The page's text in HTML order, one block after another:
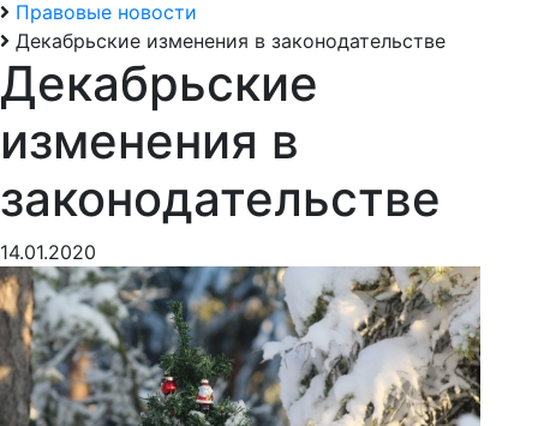
Правовые новости
Декабрьские изменения в законодательстве
Декабрьские
изменения в
законодательстве
14.01.2020